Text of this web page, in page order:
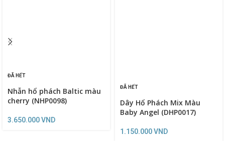
ĐÃ HẾT
Nhẫn hổ phách Baltic màu
cherry (NHP0098)
3.650.000VND
ĐÃ HẾT
Dây Hổ Phách Mix Màu
Baby Angel (DHP0017)
1.150.000VND